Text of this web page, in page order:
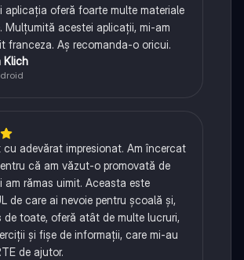
aplicația oferă foarte multe materiale
Mulțumită acestei aplicații, mi-am
franceza. Aș recomanda-o oricui.
Klich
cu adevărat impresionat. Am încercat
că am văzut-o promovată de
am rămas uimit. Aceasta este
de care ai nevoie pentru școală și,
de toate, oferă atât de multe lucruri,
și fișe de informații, care mi-au
de ajutor.